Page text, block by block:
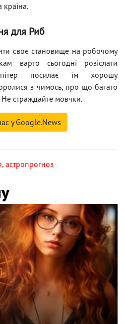
країна.
для Риб
своє становище на робочому
варто сьогодні розіслати
посилає їм хорошу
з чимось, про що багато
Не страждайте мовчки.
у Google.News
, астропрогноз